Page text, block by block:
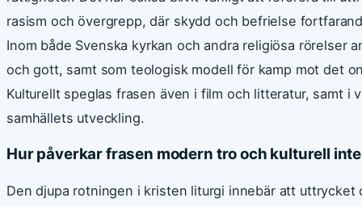
rasism och övergrepp, där skydd och befrielse
Inom både Svenska kyrkan och andra religiösa rörelser
och gott, samt som teologisk modell för kamp mot det
Kulturellt speglas frasen även i film och litteratur, samt i
samhällets utveckling.
Hur påverkar frasen modern tro och kulturell
Den djupa rotningen i kristen liturgi innebär att